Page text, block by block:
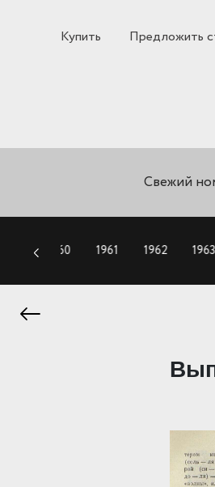
Купить Предложить
Свежий
1960 1961 1962 1963